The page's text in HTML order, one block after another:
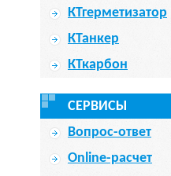
КТгерметизатор
КТанкер
КТкарбон
СЕРВИСЫ
Вопрос-ответ
Online-расчет